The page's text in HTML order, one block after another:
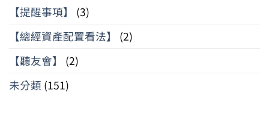
【提醒事項】
(3)
【總經資產配置看法】
(2)
【聽友會】
(2)
未分類 (151)